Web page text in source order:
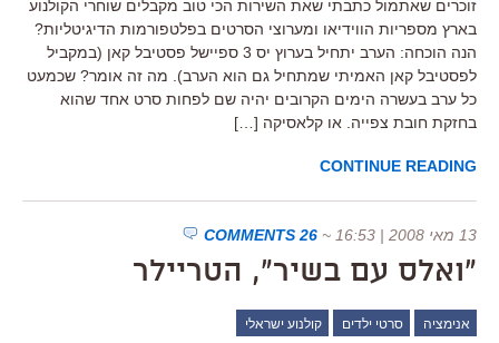
זוכרים שאתמול כתבתי שאת השירות הכי טוב מקבלים שוחרי הקולנוע
בארץ מספריות הווידיאו ומערוצי הסרטים בפלטפורמות הדיגיטליות?
הנה הוכחה: הערב יתחיל בערוץ יס 3 ספיישל פסטיבל קאן (במקביל
לפסטיבל קאן האמיתי שמתחיל גם הוא הערב). מה זה אומר? שכמעט
כל ערב בעשרה הימים הקרובים יהיה שם לפחות סרט אחד שהוא
בחזקת חובת צפייה. או קלאסיקה […]
CONTINUE READING
13 מאי 2008 | 16:53 ~
26 COMMENTS
"ואלס עם בשיר", הטריילר
אנימציה סרטי ילדים קולנוע ישראלי